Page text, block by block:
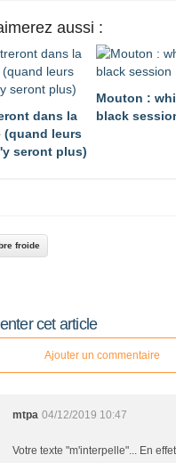
aussi :
dans la
(quand leurs
seront plus)
Mouton :
black
froide
cet article
Ajouter un commentaire
mtpa 04/12/2019 10:47
Votre texte "m'interpelle"... En